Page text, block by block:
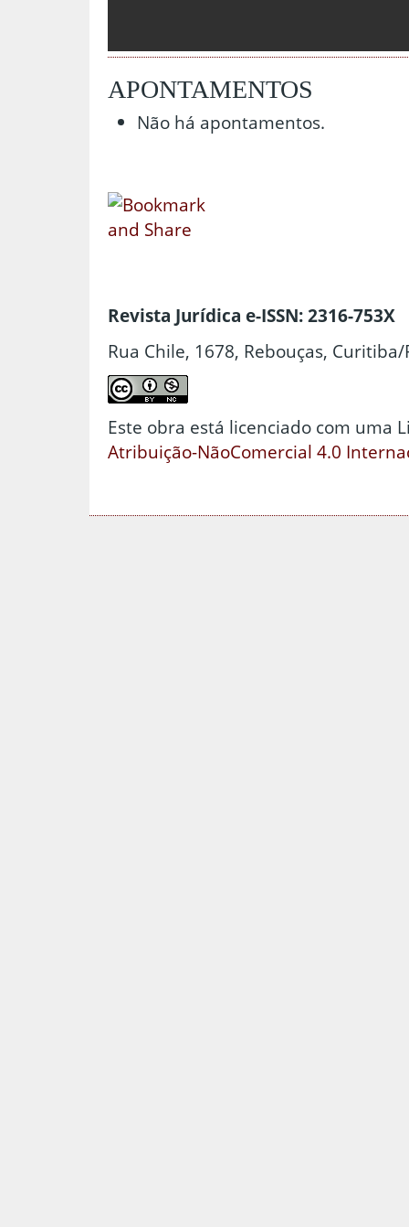
APONTAMENTOS
Não há apontamentos.
Revista Jurídica e-ISSN: 2316-753X
Rua Chile, 1678, Rebouças, Curitiba/
Este obra está licenciado com uma
Atribuição-NãoComercial 4.0